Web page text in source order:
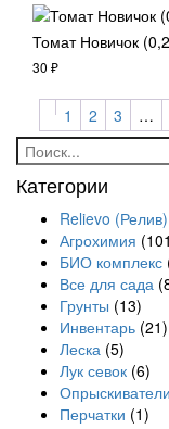
Томат Новичок
30 ₽
1 2 3 …
Поиск:
Категории
Relievo (Релив)
Агрохимия
БИО комплекс
Все для сада
Грунты (13)
Инвентарь (21)
Леска (5)
Лук севок (6)
Опрыскиватели
Перчатки (1)